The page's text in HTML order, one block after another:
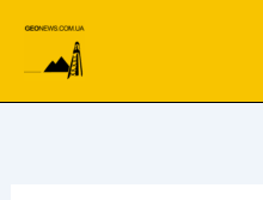
вмісту